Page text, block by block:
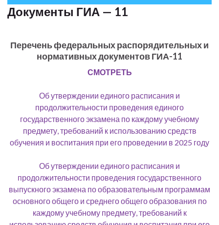
Документы ГИА — 11
Перечень федеральных распорядительных и
нормативных документов ГИА-11
СМОТРЕТЬ
Об утверждении единого расписания и
продолжительности проведения единого
государственного экзамена по каждому учебному
предмету, требований к использованию средств
обучения и воспитания при его проведении в 2025 году
Об утверждении единого расписания и
продолжительности проведения государственного
выпускного экзамена по образовательным программам
основного общего и среднего общего образования по
каждому учебному предмету, требований к